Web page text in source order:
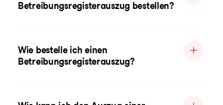
Betreibungsregisterauszug bestellen?
Wie bestelle ich einen
Betreibungsregisterauszug?